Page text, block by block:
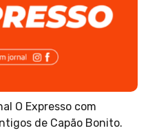
O Expresso com
de Capão Bonito.